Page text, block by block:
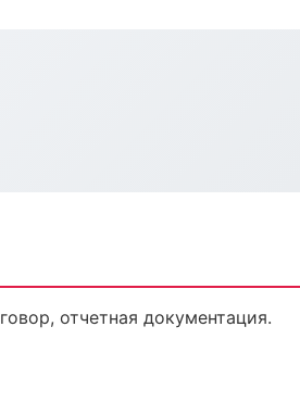
отчетная документация.